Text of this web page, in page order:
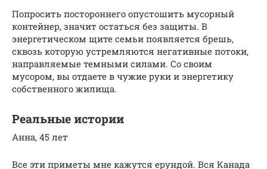
Попросить постороннего опустошить мусорный
контейнер, значит остаться без защиты. В
энергетическом щите семьи появляется брешь,
сквозь которую устремляются негативные потоки,
направляемые темными силами. Со своим
мусором, вы отдаете в чужие руки и энергетику
собственного жилища.
Реальные истории
Анна, 45 лет
Все эти приметы мне кажутся ерундой. Вся Канада